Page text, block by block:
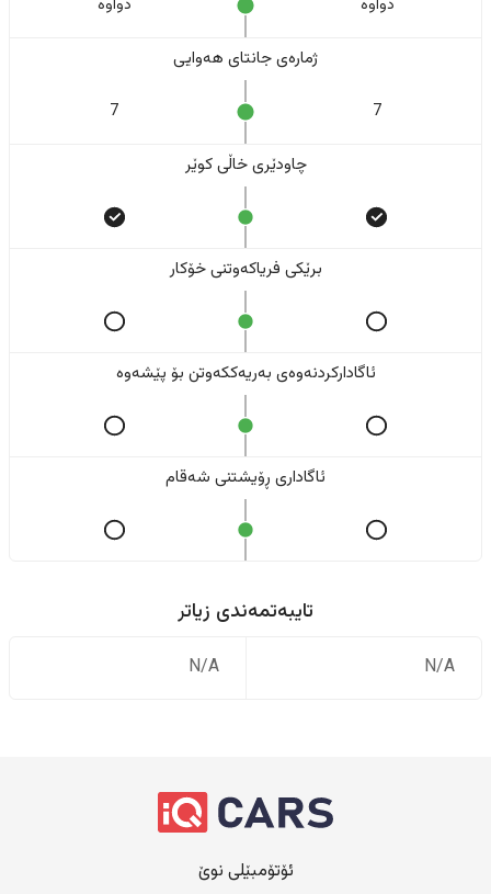
دواوە دواوە
ژمارەی جانتای هەوایی
7
7
چاودێری خاڵی کوێر
برێکی فریاکەوتنی خۆکار
ئاگادارکردنەوەی بەریەککەوتن بۆ پێشەوە
ئاگاداری ڕۆیشتنی شەقام
تایبەتمەندی زیاتر
N/A
N/A
ئۆتۆمبێلی نوێ